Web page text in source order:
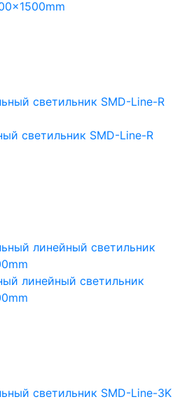
светильник SMD-Line-R
линейный светильник